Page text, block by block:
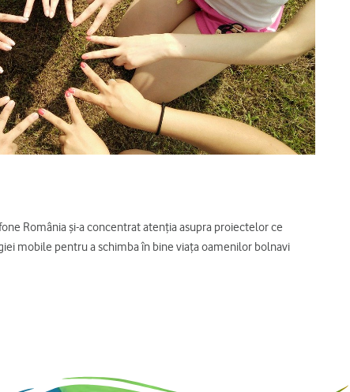
România și-a concentrat atenția asupra proiectelor ce
mobile pentru a schimba în bine viața oamenilor bolnavi